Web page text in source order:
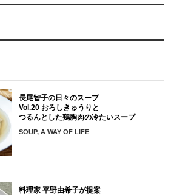
長尾智子の日々のスープ
Vol.20 おろしきゅうりと
つるんとした鶏胸肉の冷たいスープ
SOUP, A WAY OF LIFE
料理家 平野由希子が提案